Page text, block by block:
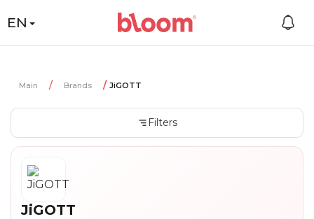
EN
Main Brands JiGOTT
Filters
JiGOTT